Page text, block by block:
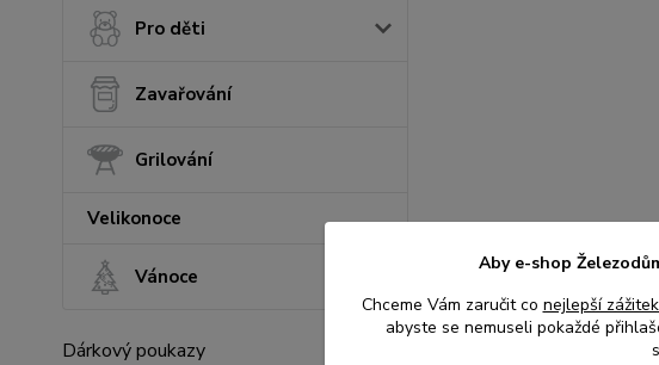
Pro děti
Zavařování
Grilování
Velikonoce
Vánoce
Dárkový poukazy
Aby e-shop
Chceme Vám zaručit co nejlepší
abyste se nemuseli pokaždé